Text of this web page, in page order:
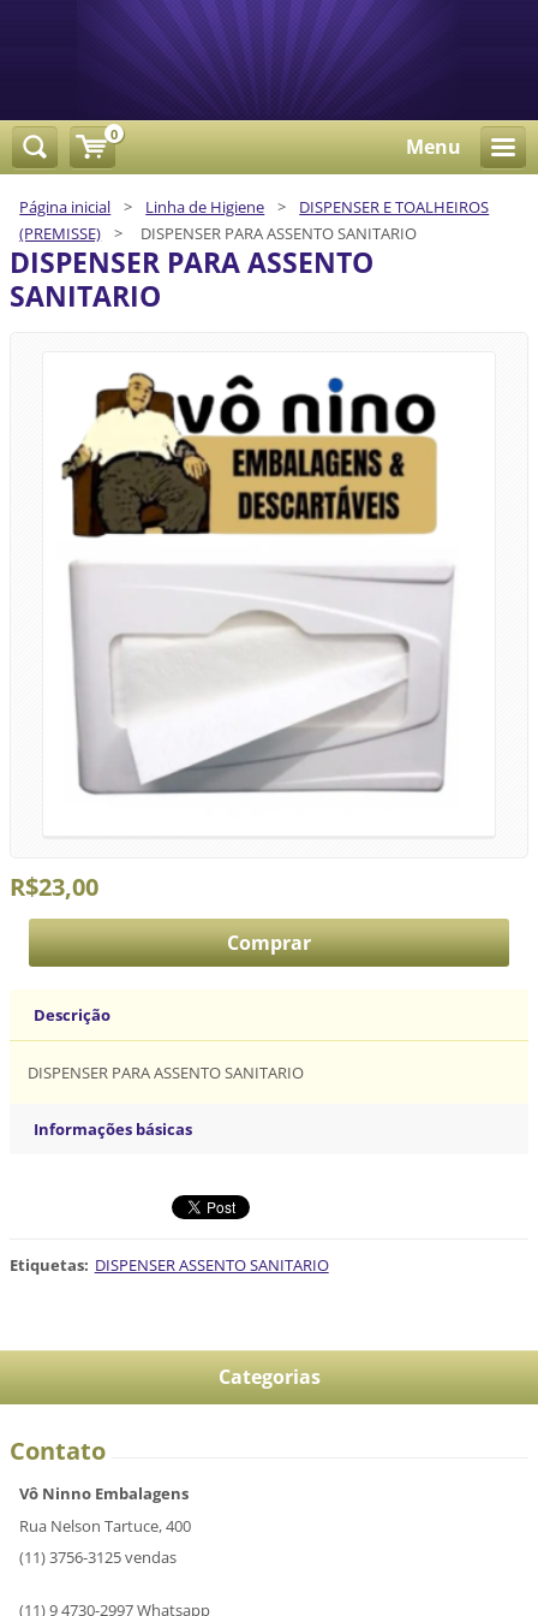
Menu
Página inicial > Linha de Higiene >
DISPENSER E TOALHEIROS
(PREMISSE)
> DISPENSER PARA ASSENTO SANITARIO
DISPENSER PARA ASSENTO
SANITARIO
R$23,00
Descrição
DISPENSER PARA ASSENTO SANITARIO
Informações básicas
Etiquetas: DISPENSER ASSENTO SANITARIO
Categorias
Contato
Vô Ninno Embalagens
Rua Nelson Tartuce, 400
(11) 3756-3125 vendas
(11) 9 4730-2997 Whatsapp
0